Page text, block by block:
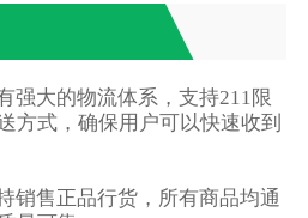
强大的物流体系，支持211限
方式，确保用户可以快速收到
销售正品行货，所有商品均通